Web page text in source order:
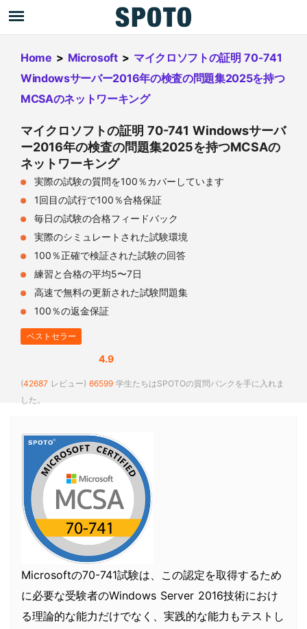
Home > Microsoft > マイクロソフトの証明 70-741
Windowsサーバー2016年の検査の問題集2025を持つ
MCSAのネットワーキング
マイクロソフトの証明 70-741 Windowsサーバ
ー2016年の検査の問題集2025を持つMCSAの
ネットワーキング
実際の試験の質問を100％カバーしています
1回目の試行で100％合格保証
毎日の試験の合格フィードバック
実際のシミュレートされた試験環境
100％正確で検証された試験の回答
練習と合格の平均5〜7日
高速で無料の更新された試験問題集
100％の返金保証
ベストセラー
4.9
(42687 レビュー) 66599 学生たちはSPOTOの質問バンクを手に入れま
した。
Microsoftの70-741試験は、この認定を取得するため
に必要な受験者のWindows Server 2016技術におけ
る理論的な能力だけでなく、実践的な能力もテストし